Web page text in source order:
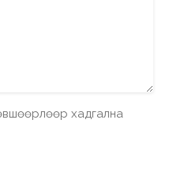
хадгална